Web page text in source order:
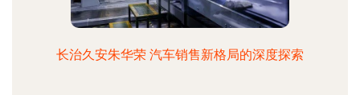
长治久安朱华荣 汽车销售新格局的深度探索